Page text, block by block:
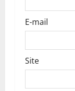
E-mail
Site